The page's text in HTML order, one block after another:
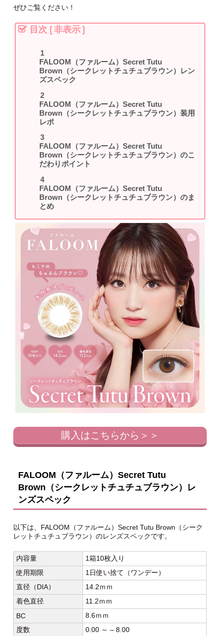
ぜひご覧ください！
目次 [非表示]
FALOOM（ファルーム）Secret Tutu
Brown（シークレットチュチュブラウン）レン
ズスペック
FALOOM（ファルーム）Secret Tutu
Brown（シークレットチュチュブラウン）装用
レポ
FALOOM（ファルーム）Secret Tutu
Brown（シークレットチュチュブラウン）のこ
だわりポイント
FALOOM（ファルーム）Secret Tutu
Brown（シークレットチュチュブラウン）のま
とめ
購入はこちらから＞＞
FALOOM（ファルーム）Secret Tutu
Brown（シークレットチュチュブラウン）レ
ンズスペック
以下は、FALOOM（ファルーム）Secret Tutu Brown（シーク
レットチュチュブラウン）のレンズスペックです。
内容量
1箱10枚入り
使用期限
1日使い捨て（ワンデー）
直径（DIA）
14.2ｍｍ
着色直径
11.2ｍｍ
BC
8.6ｍｍ
度数
0.00 ～ – 8.00